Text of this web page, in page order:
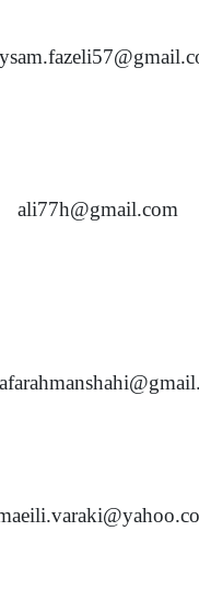
ali77h@gmail.com